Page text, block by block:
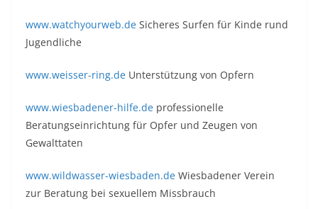
www.watchyourweb.de Sicheres Surfen für Kinde rund
Jugendliche
www.weisser-ring.de Unterstützung von Opfern
www.wiesbadener-hilfe.de professionelle
Beratungseinrichtung für Opfer und Zeugen von
Gewalttaten
www.wildwasser-wiesbaden.de Wiesbadener Verein
zur Beratung bei sexuellem Missbrauch